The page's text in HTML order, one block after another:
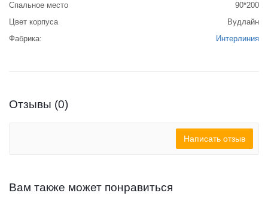
Спальное место
90*200
Цвет корпуса
Вудлайн
Фабрика:
Интерлиния
Отзывы (0)
Написать отзыв
Вам также может понравиться